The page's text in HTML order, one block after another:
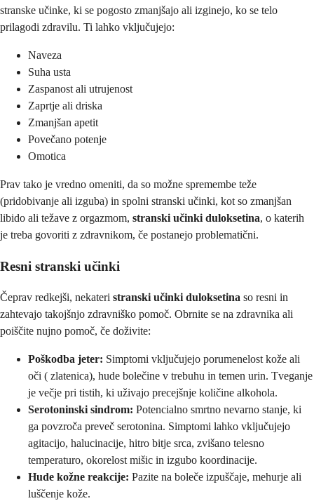
stranske učinke, ki se pogosto zmanjšajo ali izginejo, ko se telo
prilagodi zdravilu. Ti lahko vključujejo:
Naveza
Suha usta
Zaspanost ali utrujenost
Zaprtje ali driska
Zmanjšan apetit
Povečano potenje
Omotica
Prav tako je vredno omeniti, da so možne spremembe teže
(pridobivanje ali izguba) in spolni stranski učinki, kot so zmanjšan
libido ali težave z orgazmom, stranski učinki duloksetina, o katerih
je treba govoriti z zdravnikom, če postanejo problematični.
Resni stranski učinki
Čeprav redkejši, nekateri stranski učinki duloksetina so resni in
zahtevajo takojšnjo zdravniško pomoč. Obrnite se na zdravnika ali
poiščite nujno pomoč, če doživite:
Poškodba jeter: Simptomi vključujejo porumenelost kože ali
oči ( zlatenica), hude bolečine v trebuhu in temen urin. Tveganje
je večje pri tistih, ki uživajo precejšnje količine alkohola.
Serotoninski sindrom: Potencialno smrtno nevarno stanje, ki
ga povzroča preveč serotonina. Simptomi lahko vključujejo
agitacijo, halucinacije, hitro bitje srca, zvišano telesno
temperaturo, okorelost mišic in izgubo koordinacije.
Hude kožne reakcije: Pazite na boleče izpuščaje, mehurje ali
luščenje kože.